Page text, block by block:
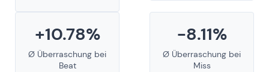
+10.78%
Ø Überraschung bei
Beat
-8.11%
Ø Überraschung bei
Miss